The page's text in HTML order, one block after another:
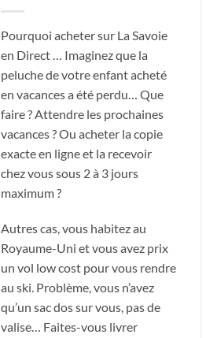
Pourquoi acheter sur La Savoie
en Direct … Imaginez que la
peluche de votre enfant acheté
en vacances a été perdu… Que
faire ? Attendre les prochaines
vacances ? Ou acheter la copie
exacte en ligne et la recevoir
chez vous sous 2 à 3 jours
maximum ?
Autres cas, vous habitez au
Royaume-Uni et vous avez prix
un vol low cost pour vous rendre
au ski. Problème, vous n’avez
qu’un sac dos sur vous, pas de
valise… Faites-vous livrer